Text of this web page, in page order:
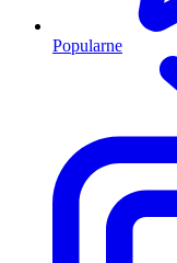
Popularne